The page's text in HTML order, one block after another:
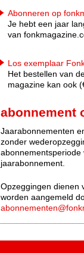
Abonneren op
Je hebt een jaar
van
Los exemplaar
Het bestellen van
magazine kan ook
abonnement
Jaarabonnementen
zonder
jaarabonnement.
Opzeggingen dienen
worden aangemeld